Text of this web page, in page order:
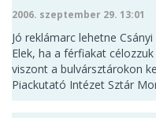
2006. szeptember 29. 13:01
Jó reklámarc lehetne
Elek, ha a férfiakat
viszont a bulvársztárokon
Piackutató Intézet Sztár